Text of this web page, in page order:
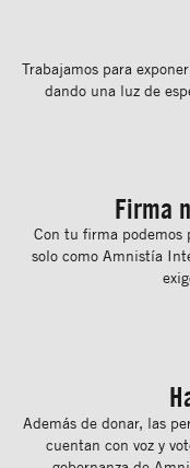
Trabajamos para
dando una luz de
Firma
Con tu ﬁrma podemos
solo como Amnistía
Además de donar, las
cuentan con voz y